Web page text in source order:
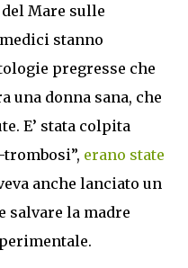
Mare sulle
stanno
pregresse che
una donna sana, che
E’ stata colpita
erano state
anche lanciato un
salvare la madre